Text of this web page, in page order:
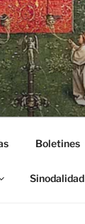
Boletines
Sinodalidad